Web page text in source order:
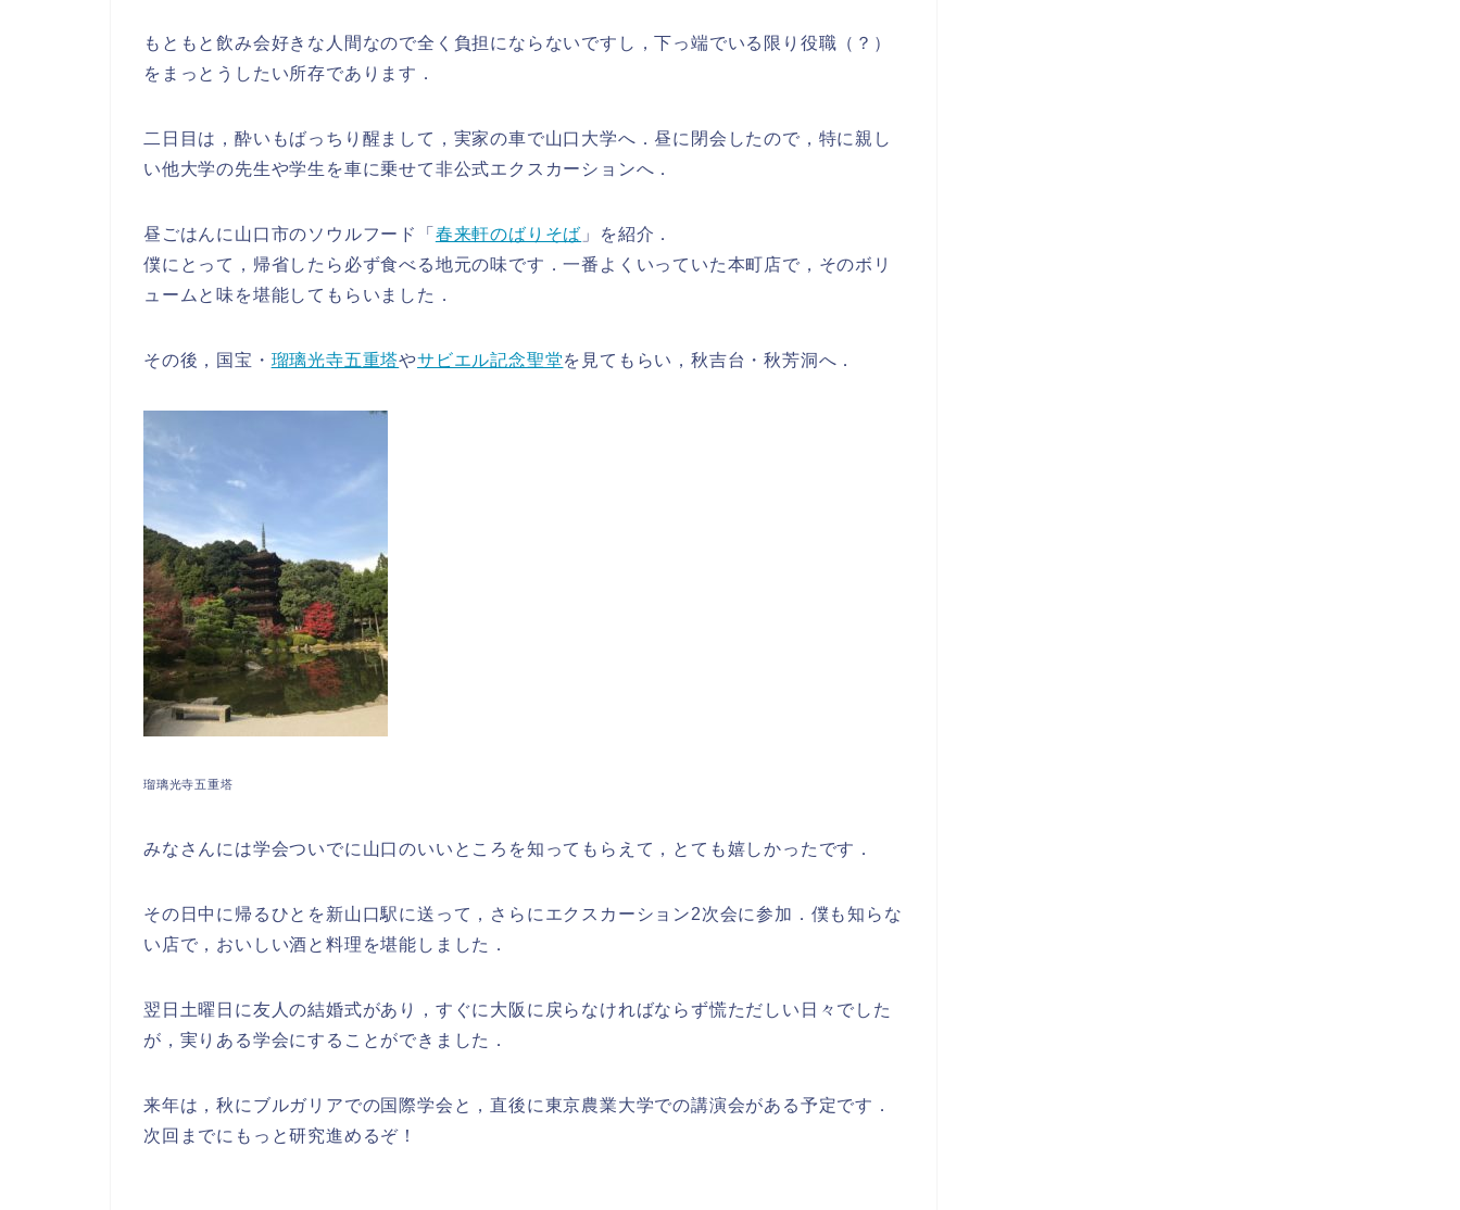
もともと飲み会好きな人間なので全く負担にならないですし，下っ端でいる限り役職（？）
をまっとうしたい所存であります．
二日目は，酔いもばっちり醒まして，実家の車で山口大学へ．昼に閉会したので，特に親し
い他大学の先生や学生を車に乗せて非公式エクスカーションへ．
昼ごはんに山口市のソウルフード「 春来軒のばりそば 」を紹介．
僕にとって，帰省したら必ず食べる地元の味です．一番よくいっていた本町店で，そのボリ
ュームと味を堪能してもらいました．
その後，国宝・ 瑠璃光寺五重塔やサビエル記念聖堂を見てもらい，秋吉台・秋芳洞へ．
瑠璃光寺五重塔
みなさんには学会ついでに山口のいいところを知ってもらえて，とても嬉しかったです．
その日中に帰るひとを新山口駅に送って，さらにエクスカーション2次会に参加．僕も知らな
い店で，おいしい酒と料理を堪能しました．
翌日土曜日に友人の結婚式があり，すぐに大阪に戻らなければならず慌ただしい日々でした
が，実りある学会にすることができました．
来年は，秋にブルガリアでの国際学会と，直後に東京農業大学での講演会がある予定です．
次回までにもっと研究進めるぞ！